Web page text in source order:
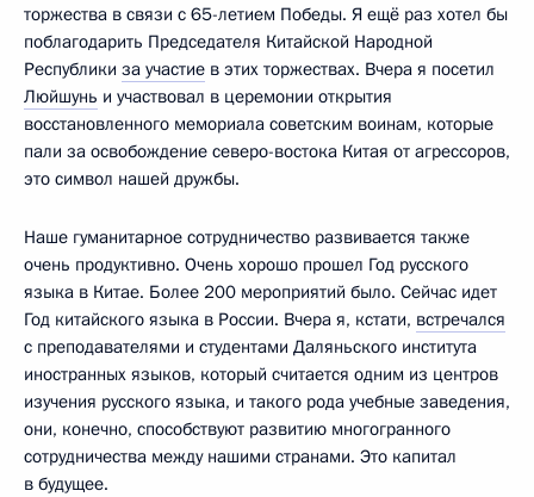
торжества в связи с 65-летием Победы. Я ещё раз хотел бы
поблагодарить Председателя Китайской Народной
Республики за участие в этих торжествах. Вчера я посетил
Люйшунь и участвовал в церемонии открытия
восстановленного мемориала советским воинам, которые
пали за освобождение северо-востока Китая от агрессоров,
это символ нашей дружбы.
Наше гуманитарное сотрудничество развивается также
очень продуктивно. Очень хорошо прошел Год русского
языка в Китае. Более 200 мероприятий было. Сейчас идет
Год китайского языка в России. Вчера я, кстати, встречался
с преподавателями и студентами Даляньского института
иностранных языков, который считается одним из центров
изучения русского языка, и такого рода учебные заведения,
они, конечно, способствуют развитию многогранного
сотрудничества между нашими странами. Это капитал
в будущее.